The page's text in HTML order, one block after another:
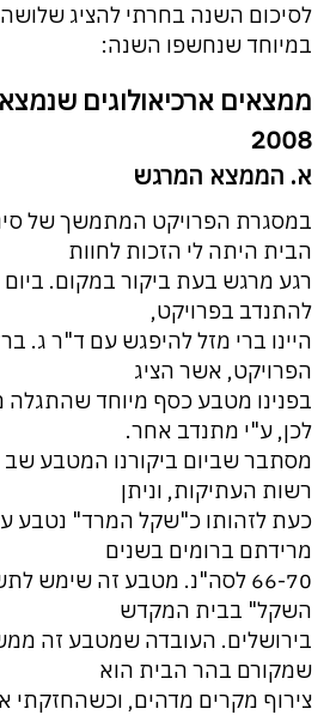
לסיכום השנה בחרתי להציג
במיוחד שנחשפו השנה:
ממצאים ארכיאולוגים
2008
א. הממצא המרגש
במסגרת הפרויקט המתמשך של
הבית היתה לי הזכות לחוות
רגע מרגש בעת ביקור במקום. ביום
להתנדב בפרויקט,
היינו ברי מזל להיפגש עם ד"ר ג.
הפרויקט, אשר הציג
בפנינו מטבע כסף מיוחד שהתגלה
לכן, ע"י מתנדב אחר.
מסתבר שביום ביקורנו המטבע שב
רשות העתיקות, וניתן
כעת לזהותו כ"שקל המרד" נטבע
מרידתם ברומים בשנים
66-70 לסה"נ. מטבע זה שימש
השקל" בבית המקדש
בירושלים. העובדה שמטבע זה
שמקורם בהר הבית הוא
צירוף מקרים מדהים, וכשהחזקתי